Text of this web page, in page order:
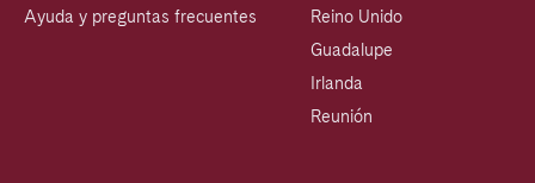
Ayuda y preguntas frecuentes
Reino Unido
Guadalupe
Irlanda
Reunión